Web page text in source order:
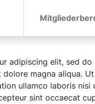
adipiscing elit, sed do
magna aliqua. Ut
ullamco laboris nisi
sint occaecat